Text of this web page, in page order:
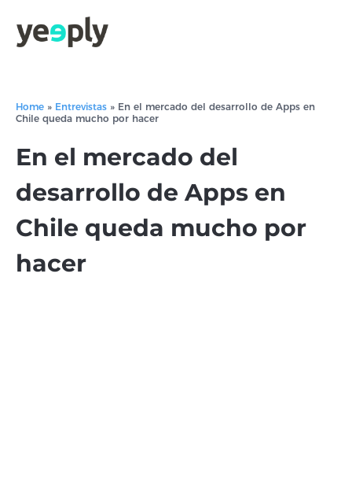
Home » Entrevistas » En el mercado del desarrollo de Apps en
Chile queda mucho por hacer
En el mercado del
desarrollo de Apps en
Chile queda mucho por
hacer